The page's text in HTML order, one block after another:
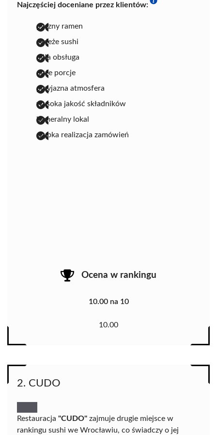
Najczęściej doceniane przez klientów:
pyszny ramen
świeże sushi
miła obsługa
duże porcje
przyjazna atmosfera
wysoka jakość składników
kameralny lokal
szybka realizacja zamówień
Ocena w rankingu
10.00 na 10
10.00
2. CUDO
Restauracja "CUDO" zajmuje drugie miejsce w
rankingu sushi we Wrocławiu, co świadczy o jej